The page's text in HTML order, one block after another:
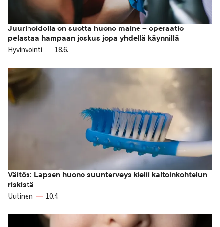
Juurihoidolla on suotta huono maine – operaatio
pelastaa hampaan joskus jopa yhdellä käynnillä
Hyvinvointi 18.6.
Väitös: Lapsen huono suunterveys kielii kaltoinkohtelun
riskistä
Uutinen 10.4.